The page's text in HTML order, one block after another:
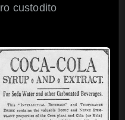
custodito